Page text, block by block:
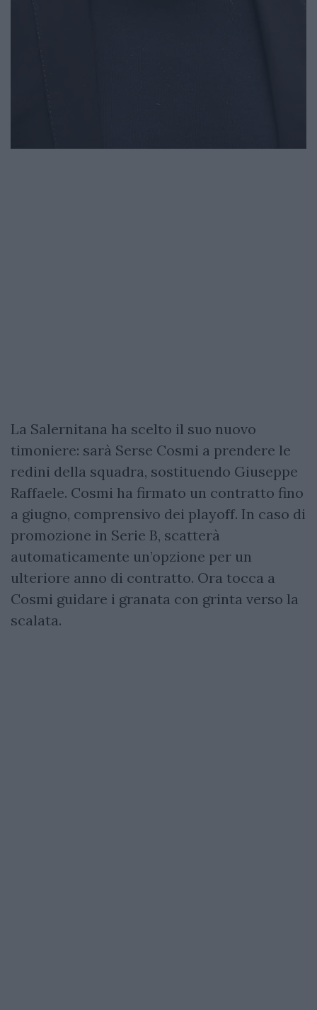
La Salernitana ha scelto il suo nuovo
timoniere: sarà Serse Cosmi a prendere le
redini della squadra, sostituendo Giuseppe
Raffaele. Cosmi ha firmato un contratto fino
a giugno, comprensivo dei playoff. In caso di
promozione in Serie B, scatterà
automaticamente un’opzione per un
ulteriore anno di contratto. Ora tocca a
Cosmi guidare i granata con grinta verso la
scalata.